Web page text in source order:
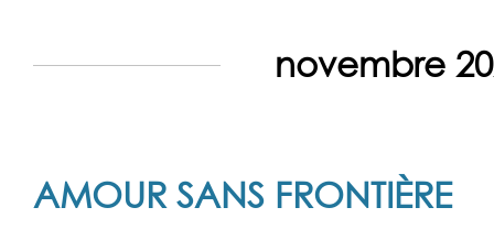
novembre
AMOUR SANS FRONTIÈRE